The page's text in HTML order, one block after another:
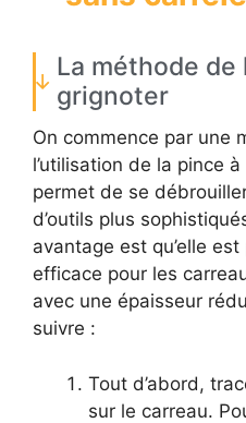
La méthode de
grignoter
On commence par une
l’utilisation de la pince
permet de se débrouiller
d’outils plus
avantage est qu’elle
efficace pour les
avec une épaisseur
suivre :
Tout d’abord,
sur le carreau.